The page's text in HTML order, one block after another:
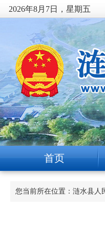
2026年8月7日，星期五
首页
您当前所在位置： 涟水县人